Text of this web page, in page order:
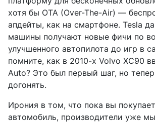
хотя бы OTA (Over-The-Air) —
апдейты, как на смартфоне. Tesla
машины получают новые фичи по
улучшенного автопилота до игр в
помните, как в 2010-х Volvo XC90
Auto? Это был первый шаг, но
догонять.
Ирония в том, что пока вы
автомобиль, производители уже